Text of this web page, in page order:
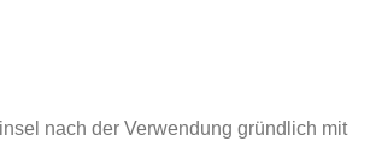
nach der Verwendung gründlich mit